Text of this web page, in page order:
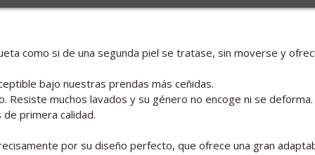
como si de una segunda piel se tratase, sin moverse y
bajo nuestras prendas más ceñidas.
Resiste muchos lavados y su género no encoge ni se deforma.
primera calidad.
por su diseño perfecto, que ofrece una gran